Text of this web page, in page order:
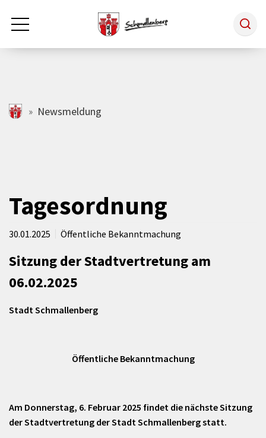
Zum Hauptinhalt springen
Rathaus & Politik
Freizeit & Kultur
Wirtschaft
schmallenberg.de
Newsmeldung
Tagesordnung
30.01.2025 Öffentliche Bekanntmachung
Sitzung der Stadtvertretung am
06.02.2025
Stadt Schmallenberg
Öffentliche Bekanntmachung
Am Donnerstag, 6. Februar 2025 findet die nächste Sitzung
der Stadtvertretung der Stadt Schmallenberg statt.